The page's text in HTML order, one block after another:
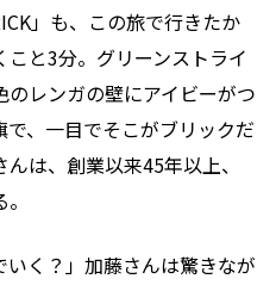
」も、この旅で行きたか
と3分。グリーンストライ
レンガの壁にアイビーがつ
、一目でそこがブリックだ
は、創業以来45年以上、
いく？」加藤さんは驚きなが